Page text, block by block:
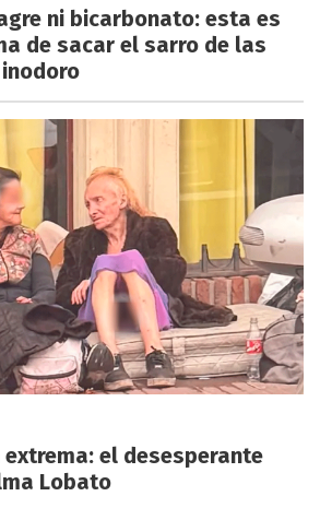
ni bicarbonato: esta es
de sacar el sarro de las
extrema: el desesperante
Lobato